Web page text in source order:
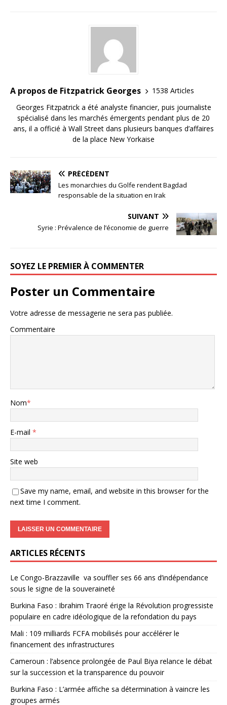
A propos de Fitzpatrick Georges
1538 Articles
Georges Fitzpatrick a été analyste financier, puis journaliste
spécialisé dans les marchés émergents pendant plus de 20
ans, il a officié à Wall Street dans plusieurs banques d’affaires
de la place New Yorkaise
PRÉCÉDENT
Les monarchies du Golfe rendent Bagdad
responsable de la situation en Irak
SUIVANT
Syrie : Prévalence de l’économie de guerre
SOYEZ LE PREMIER À COMMENTER
Poster un Commentaire
Votre adresse de messagerie ne sera pas publiée.
Commentaire
Nom*
E-mail *
Site web
Save my name, email, and website in this browser for the
next time I comment.
ARTICLES RÉCENTS
Le Congo-Brazzaville va souffler ses 66 ans d’indépendance
sous le signe de la souveraineté
Burkina Faso : Ibrahim Traoré érige la Révolution progressiste
populaire en cadre idéologique de la refondation du pays
Mali : 109 milliards FCFA mobilisés pour accélérer le
financement des infrastructures
Cameroun : l’absence prolongée de Paul Biya relance le débat
sur la succession et la transparence du pouvoir
Burkina Faso : L’armée affiche sa détermination à vaincre les
groupes armés